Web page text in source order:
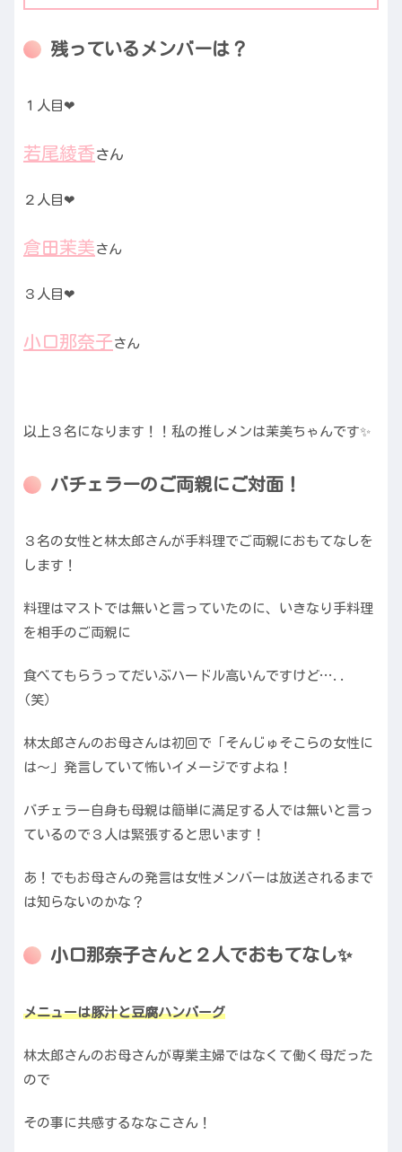
残っているメンバーは？
１人目❤
若尾綾香さん
２人目❤
倉田茉美 さん
３人目❤
小口那奈子 さん
以上３名になります！！私の推しメンは茉美ちゃんです✨
バチェラーのご両親にご対面！
３名の女性と林太郎さんが手料理でご両親におもてなしを
します！
料理はマストでは無いと言っていたのに、いきなり手料理
を相手のご両親に
食べてもらうってだいぶハードル高いんですけど…..
(笑）
林太郎さんのお母さんは初回で「そんじゅそこらの女性に
は〜」発言していて怖いイメージですよね！
バチェラー自身も母親は簡単に満足する人では無いと言っ
ているので３人は緊張すると思います！
あ！でもお母さんの発言は女性メンバーは放送されるまで
は知らないのかな？
小口那奈子さんと２人でおもてなし✨
メニューは豚汁と豆腐ハンバーグ
林太郎さんのお母さんが専業主婦ではなくて働く母だった
ので
その事に共感するななこさん！